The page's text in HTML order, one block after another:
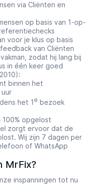
via Cliënten en
op basis van 1-op-
voor je klus op basis
van Cliënten
zodat hij lang bij
in één keer goed
binnen het
het 1 e bezoek
opgelost
zorgt ervoor dat de
Wij zijn 7 dagen per
of WhatsApp
MrFix?
inspanningen tot nu